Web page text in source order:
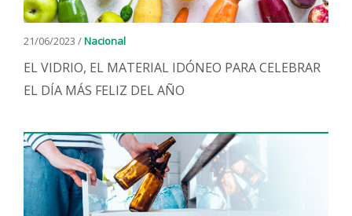
21/06/2023 /Nacional
EL VIDRIO, EL MATERIAL IDÓNEO PARA CELEBRAR
EL DÍA MÁS FELIZ DEL AÑO